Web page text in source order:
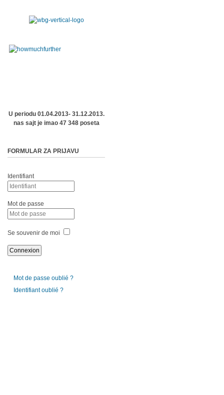
U periodu 01.04.2013- 31.12.2013.
nas sajt je imao 47 348 poseta
FORMULAR ZA PRIJAVU
Identifiant
Mot de passe
Se souvenir de moi
Mot de passe oublié ?
Identifiant oublié ?